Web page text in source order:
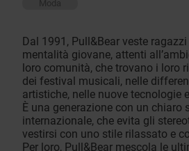
Moda
Dal 1991, Pull&Bear veste
mentalità giovane, attenti
loro comunità, che trovano i loro
dei festival musicali, nelle
artistiche, nelle nuove tecnologie
È una generazione con un chiaro
internazionale, che evita gli
vestirsi con uno stile rilassato e
Per loro, Pull&Bear mescola le